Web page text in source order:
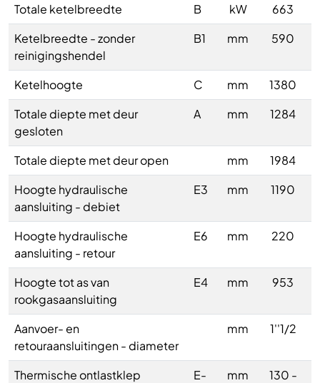
Totale ketelbreedte
B kW
663
Ketelbreedte - zonder
reinigingshendel
B1 mm 590
Ketelhoogte C mm
1380
Totale diepte met deur
gesloten
A mm 1284
Totale diepte met deur open mm
1984
Hoogte hydraulische
aansluiting - debiet
E3 mm 1190
Hoogte hydraulische
aansluiting - retour
E6 mm 220
Hoogte tot as van
rookgasaansluiting
E4 mm 953
Aanvoer- en
retouraansluitingen - diameter
mm 1''1/2
Thermische ontlastklep
E-
mm
130 -